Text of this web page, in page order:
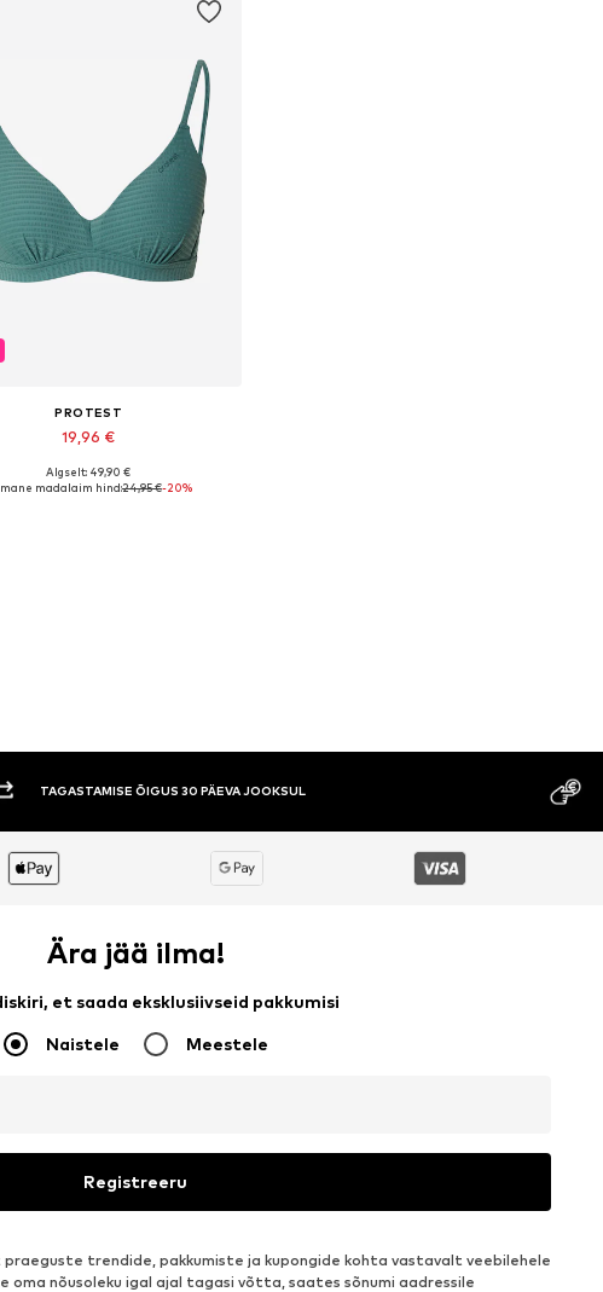
PROTEST
19,96 €
Saadaolevad suurused: 90 B
Algselt: 49,90 €
madalaim hind:24,95 €-20%
TAGASTAMISE ÕIGUS 30 PÄEVA JOOKSUL
Ära jää ilma!
et saada eksklusiivseid pakkumisi
Naistele Meestele
Registreeru
praeguste trendide, pakkumiste ja kupongide kohta vastavalt veebilehele
oma nõusoleku igal ajal tagasi võtta, saates sõnumi aadressile